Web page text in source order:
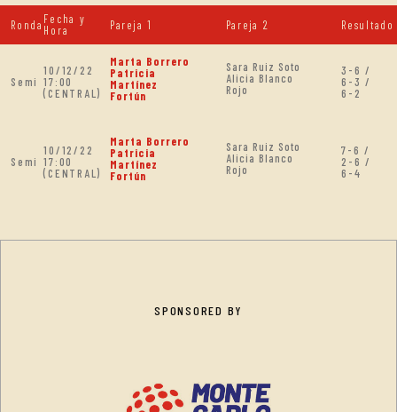
Ronda Fecha y
Hora
Pareja 1 Pareja 2 Resultado
Semi
10/12/22
17:00
(CENTRAL)
Marta Borrero
Patricia
Martínez
Fortún
Sara Ruiz Soto
Alicia Blanco
Rojo
3-6 /
6-3 /
6-2
Semi
10/12/22
17:00
(CENTRAL)
Marta Borrero
Patricia
Martínez
Fortún
Sara Ruiz Soto
Alicia Blanco
Rojo
7-6 /
2-6 /
6-4
SPONSORED BY